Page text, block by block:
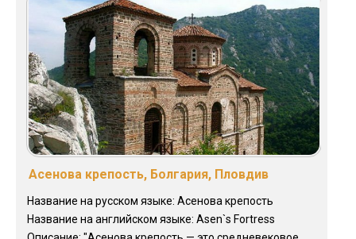
Асенова крепость, Болгария, Пловдив
Название на русском языке: Асенова крепость
Название на английском языке: Asen`s Fortress